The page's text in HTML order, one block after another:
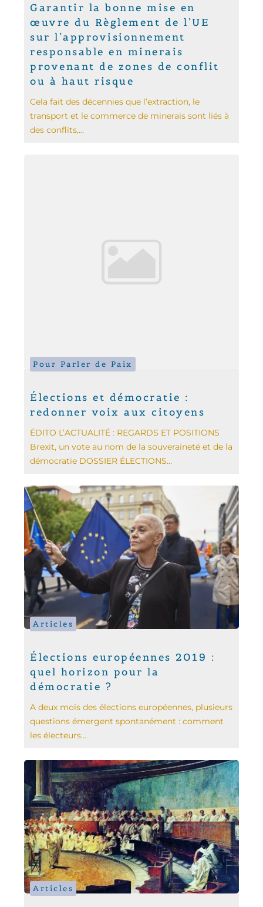
Garantir la bonne mise en
œuvre du Règlement de l’UE
sur l’approvisionnement
responsable en minerais
provenant de zones de conflit
ou à haut risque
Cela fait des décennies que l’extraction, le
transport et le commerce de minerais sont liés à
des conflits,...
Pour Parler de Paix
Élections et démocratie :
redonner voix aux citoyens
ÉDITO L’ACTUALITÉ : REGARDS ET POSITIONS
Brexit, un vote au nom de la souveraineté et de la
démocratie DOSSIER ÉLECTIONS...
Articles
Élections européennes 2019 :
quel horizon pour la
démocratie ?
A deux mois des élections européennes, plusieurs
questions émergent spontanément : comment
les électeurs...
Articles